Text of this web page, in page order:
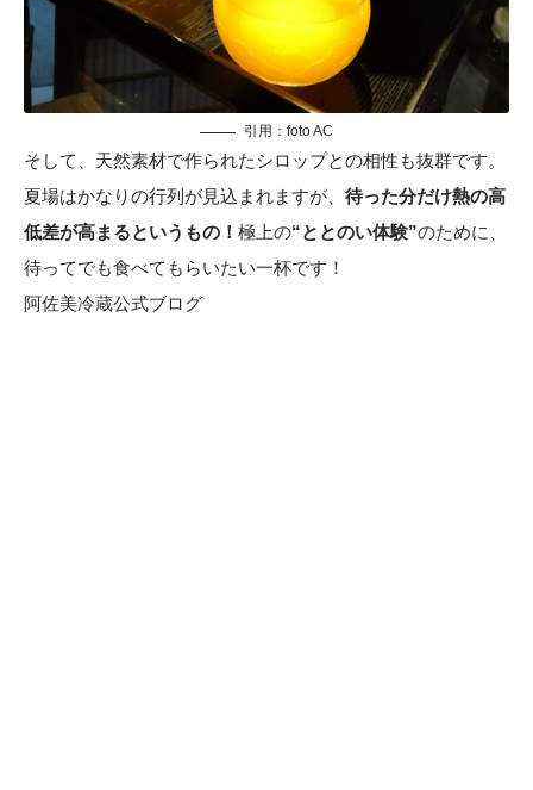
引用：foto AC
そして、天然素材で作られたシロップとの相性も抜群です。
夏場はかなりの行列が見込まれますが、 待った分だけ熱の高
低差が高まるというもの！ 極上の“ととのい体験”のために、
待ってでも食べてもらいたい一杯です！
阿佐美冷蔵公式ブログ